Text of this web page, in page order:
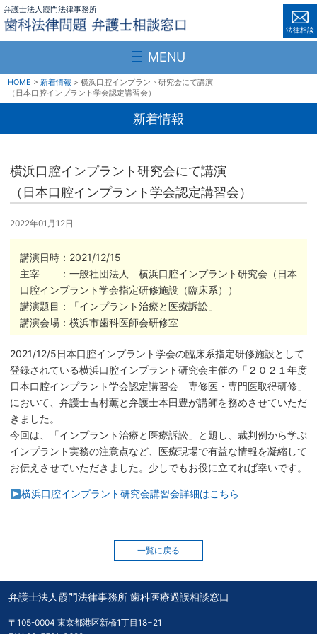
弁護士法人霞門法律事務所
法律相談
MENU
HOME 新着情報
横浜口腔インプラント研究会にて講演
（日本口腔インプラント学会認定講習会）
新着情報
横浜口腔インプラント研究会にて講演
（日本口腔インプラント学会認定講習会）
2022年01月12日
講演日時：2021/12/15
主宰 ：一般社団法人 横浜口腔インプラント研究会（日本
口腔インプラント学会指定研修施設（臨床系））
講演題目：「インプラント治療と医療訴訟」
講演会場：横浜市歯科医師会研修室
2021/12/5日本口腔インプラント学会の臨床系指定研修施設として
登録されている横浜口腔インプラント研究会主催の「２０２１年度
日本口腔インプラント学会認定講習会 専修医・専門医取得研修」
において、弁護士吉村薫と弁護士本田豊が講師を務めさせていただ
きました。
今回は、「インプラント治療と医療訴訟」と題し、裁判例から学ぶ
インプラント実務の注意点など、医療現場で有益な情報を凝縮して
お伝えさせていただきました。少しでもお役に立てれば幸いです。
横浜口腔インプラント研究会講習会詳細はこちら
一覧に戻る
弁護士法人霞門法律事務所 歯科医療過誤相談窓口
〒105-0004 東京都港区新橋1丁目18−21